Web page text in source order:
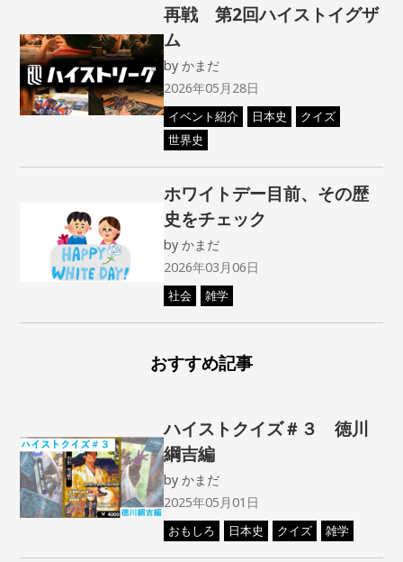
再戦 第2回ハイストイグザ
ム
byかまだ
2026年05月28日
イベント紹介 日本史
クイズ
世界史
ホワイトデー目前、その歴
史をチェック
byかまだ
2026年03月06日
社会 雑学
おすすめ記事
ハイストクイズ＃３ 徳川
綱吉編
byかまだ
2025年05月01日
おもしろ 日本史 クイズ 雑学